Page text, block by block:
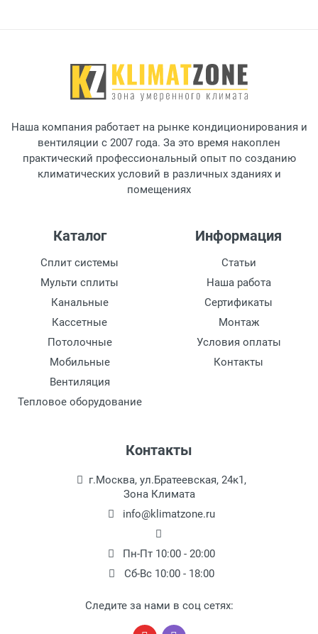
Наша компания работает на рынке кондиционирования и
вентиляции с 2007 года. За это время накоплен
практический профессиональный опыт по созданию
климатических условий в различных зданиях и
помещениях
Каталог
Сплит системы
Мульти сплиты
Канальные
Кассетные
Потолочные
Мобильные
Вентиляция
Тепловое оборудование
Информация
Статьи
Наша работа
Сертификаты
Монтаж
Условия оплаты
Контакты
Контакты
г.Москва, ул.Братеевская, 24к1,
Зона Климата
info@klimatzone.ru
Пн-Пт 10:00 - 20:00
Сб-Вс 10:00 - 18:00
Следите за нами в соц сетях: